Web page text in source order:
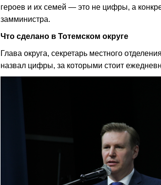
героев и их семей — это не цифры, а
замминистра.
Что сделано в Тотемском округе
Глава округа, секретарь местного
назвал цифры, за которыми стоит